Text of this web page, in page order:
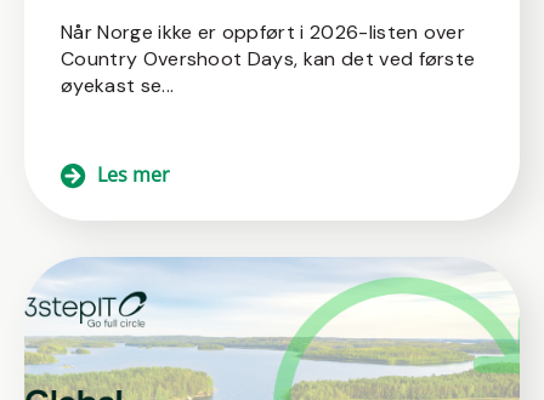
Når Norge ikke er oppført i 2026-listen over
Country Overshoot Days, kan det ved første
øyekast se...
Les mer